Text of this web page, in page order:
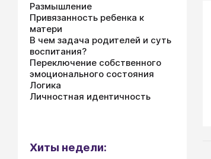
Размышление
Привязанность ребенка к
матери
В чем задача родителей и суть
воспитания?
Переключение собственного
эмоционального состояния
Логика
Личностная идентичность
Хиты недели: